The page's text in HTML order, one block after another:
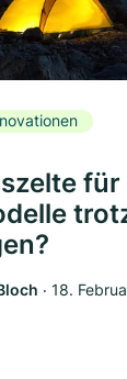
für
‧ 18.